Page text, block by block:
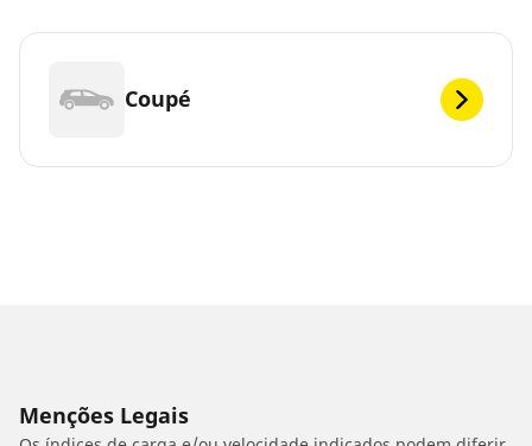
Coupé
Menções Legais